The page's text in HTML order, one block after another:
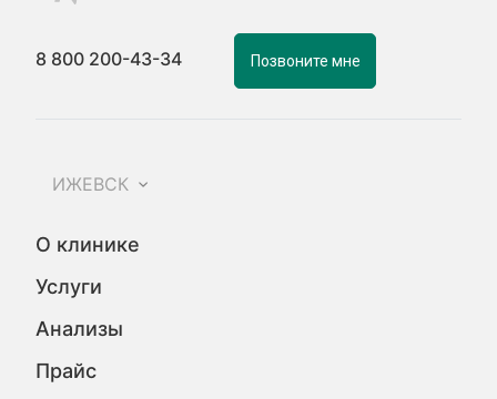
8 800 200-43-34 Позвоните мне
ИЖЕВСК
О клинике
Услуги
Анализы
Прайс